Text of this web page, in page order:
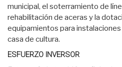
municipal, el soterramiento de
rehabilitación de aceras y la
equipamientos para
casa de cultura.
ESFUERZO INVERSOR